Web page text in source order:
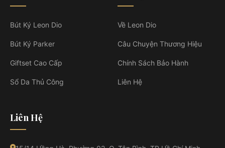
Bút Ký Leon Dio
Bút Ký Parker
Giftset Cao Cấp
Sổ Da Thủ Công
Về Leon Dio
Câu Chuyện Thương Hiệu
Chính Sách Bảo Hành
Liên Hệ
Liên Hệ